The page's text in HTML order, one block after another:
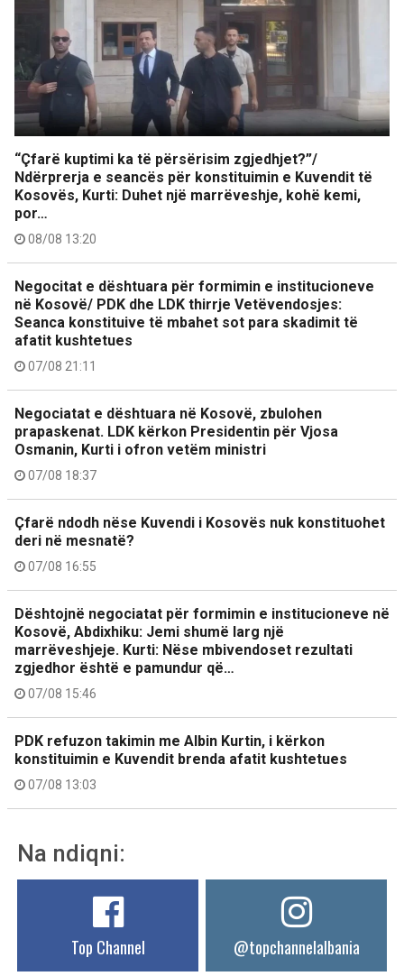
“Çfarë kuptimi ka të përsërisim zgjedhjet?”/
Ndërprerja e seancës për konstituimin e Kuvendit të
Kosovës, Kurti: Duhet një marrëveshje, kohë kemi,
por…
08/08 13:20
Negocitat e dështuara për formimin e institucioneve
në Kosovë/ PDK dhe LDK thirrje Vetëvendosjes:
Seanca konstituive të mbahet sot para skadimit të
afatit kushtetues
07/08 21:11
Negociatat e dështuara në Kosovë, zbulohen
prapaskenat. LDK kërkon Presidentin për Vjosa
Osmanin, Kurti i ofron vetëm ministri
07/08 18:37
Çfarë ndodh nëse Kuvendi i Kosovës nuk konstituohet
deri në mesnatë?
07/08 16:55
Dështojnë negociatat për formimin e institucioneve në
Kosovë, Abdixhiku: Jemi shumë larg një
marrëveshjeje. Kurti: Nëse mbivendoset rezultati
zgjedhor është e pamundur që…
07/08 15:46
PDK refuzon takimin me Albin Kurtin, i kërkon
konstituimin e Kuvendit brenda afatit kushtetues
07/08 13:03
Na ndiqni:
Top Channel @topchannelalbania